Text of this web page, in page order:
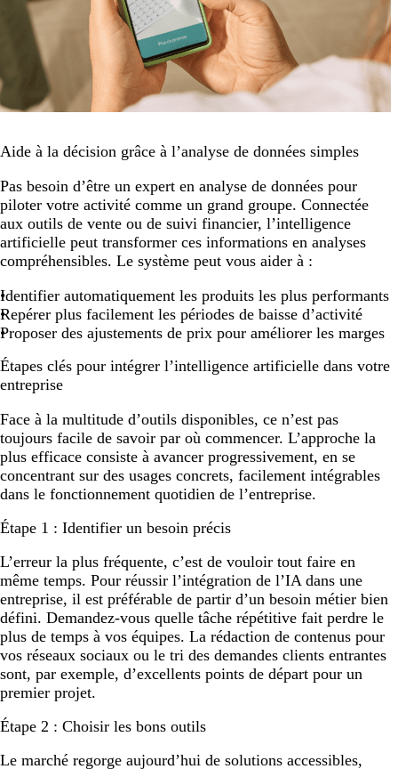
Aide à la décision grâce à l’analyse de données simples
Pas besoin d’être un expert en analyse de données pour
piloter votre activité comme un grand groupe. Connectée
aux outils de vente ou de suivi financier, l’intelligence
artificielle peut transformer ces informations en analyses
compréhensibles. Le système peut vous aider à :
Identifier automatiquement les produits les plus performants
Repérer plus facilement les périodes de baisse d’activité
Proposer des ajustements de prix pour améliorer les marges
Étapes clés pour intégrer l’intelligence artificielle dans votre
entreprise
Face à la multitude d’outils disponibles, ce n’est pas
toujours facile de savoir par où commencer. L’approche la
plus efficace consiste à avancer progressivement, en se
concentrant sur des usages concrets, facilement intégrables
dans le fonctionnement quotidien de l’entreprise.
Étape 1 : Identifier un besoin précis
L’erreur la plus fréquente, c’est de vouloir tout faire en
même temps. Pour réussir l’intégration de l’IA dans une
entreprise, il est préférable de partir d’un besoin métier bien
défini. Demandez-vous quelle tâche répétitive fait perdre le
plus de temps à vos équipes. La rédaction de contenus pour
vos réseaux sociaux ou le tri des demandes clients entrantes
sont, par exemple, d’excellents points de départ pour un
premier projet.
Étape 2 : Choisir les bons outils
Le marché regorge aujourd’hui de solutions accessibles,